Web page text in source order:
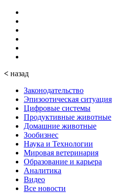
< назад
Законодательство
Эпизоотическая ситуация
Цифровые системы
Продуктивные животные
Домашние животные
Зообизнес
Наука и Технологии
Мировая ветеринария
Образование и карьера
Аналитика
Видео
Все новости